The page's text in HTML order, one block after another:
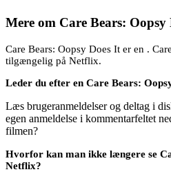
Mere om Care Bears: Oopsy
Care Bears: Oopsy Does It er en .
tilgængelig på Netflix.
Leder du efter en Care Bears:
Læs brugeranmeldelser og deltag i
egen anmeldelse i kommentarfeltet
filmen?
Hvorfor kan man ikke længere se
Netflix?